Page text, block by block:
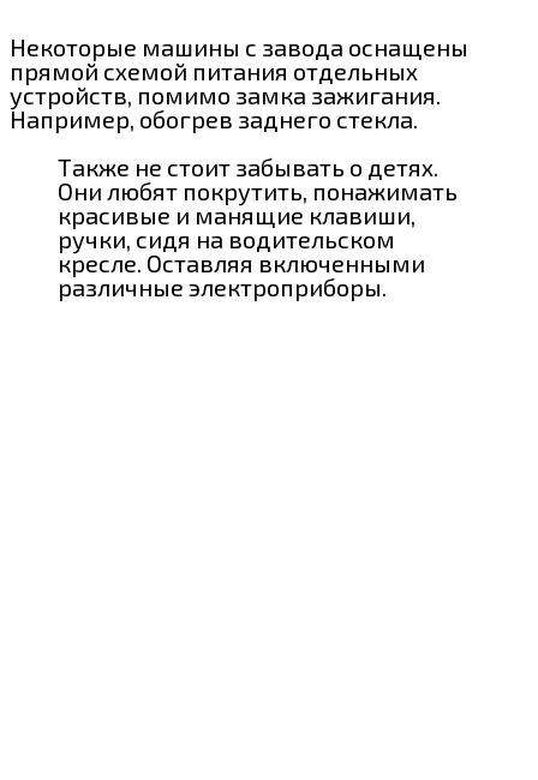
Некоторые машины с завода оснащены
прямой схемой питания отдельных
устройств, помимо замка зажигания.
Например, обогрев заднего стекла.
Также не стоит забывать о детях.
Они любят покрутить, понажимать
красивые и манящие клавиши,
ручки, сидя на водительском
кресле. Оставляя включенными
различные электроприборы.